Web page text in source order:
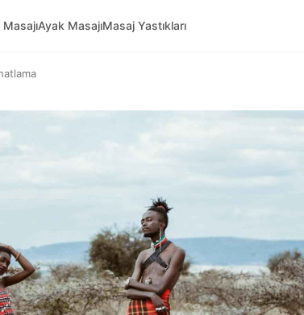
Ayak MasajıMasaj Yastıkları